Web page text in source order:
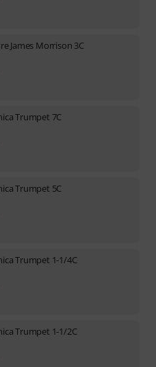
James Morrison 3C
Trumpet 7C
Trumpet 5C
Trumpet 1-1/4C
Trumpet 1-1/2C